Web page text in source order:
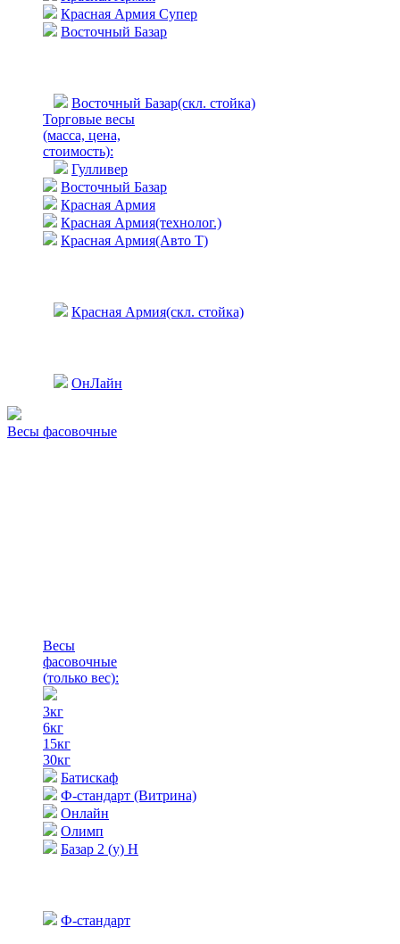
Красная Армия Супер
Восточный Базар
Восточный Базар(скл. стойка)
Торговые весы
(масса, цена,
стоимость):
Гулливер
Восточный Базар
Красная Армия
Красная Армия(технолог.)
Красная Армия(Авто Т)
Красная Армия(скл. стойка)
ОнЛайн
Весы фасовочные
Весы
фасовочные
(только вес):
3кг
6кг
15кг
30кг
Батискаф
Ф-стандарт (Витрина)
Онлайн
Олимп
Базар 2 (у) Н
Ф-стандарт